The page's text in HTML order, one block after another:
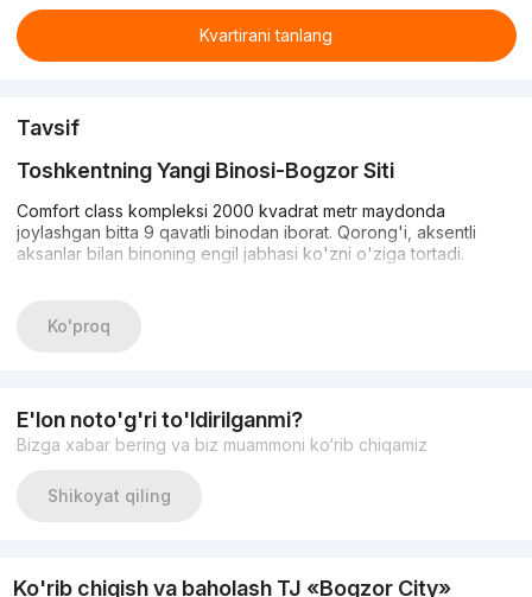
Kvartirani tanlang
Tavsif
Toshkentning Yangi Binosi-Bogzor Siti
Comfort class kompleksi 2000 kvadrat metr maydonda
joylashgan bitta 9 qavatli binodan iborat. Qorong'i, aksentli
aksanlar bilan binoning engil jabhasi ko'zni o'ziga tortadi.
soat xavfsizlikni ta'minlaydigan xavfsizlik kameralari, ularning
yer usti va yer osti to'xtash joylari ham mavjud.
shovqinidan uzoqda turar joy izlayotganlarga yoqadi.
Ko'proq
E'lon noto'g'ri to'ldirilganmi?
Bizga xabar bering va biz muammoni ko‘rib chiqamiz
Shikoyat qiling
Ko'rib chiqish va baholash TJ «Bogzor City»